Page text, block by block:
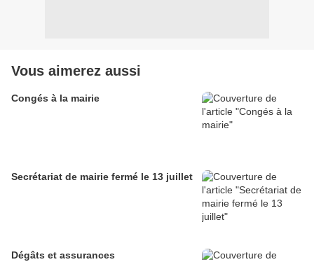
Vous aimerez aussi
Congés à la mairie
Secrétariat de mairie fermé le 13 juillet
Dégâts et assurances